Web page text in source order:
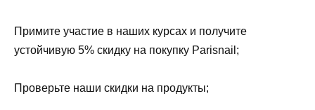
Примите участие в наших курсах и получите
устойчивую 5% скидку на покупку Parisnail;
Проверьте наши скидки на продукты;